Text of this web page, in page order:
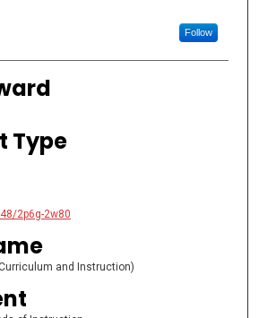
Follow
Type
2p6g-2w80
and Instruction)